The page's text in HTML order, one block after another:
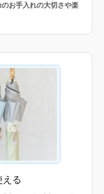
お手入れの大切さや楽
える